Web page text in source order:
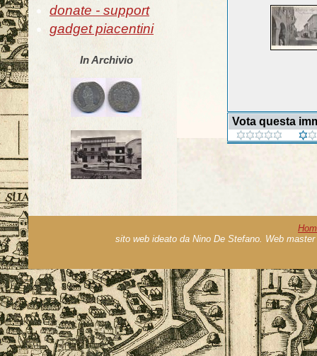
donate - support
gadget piacentini
In Archivio
Vota questa
sito web ideato da Nino De Stefano. Web